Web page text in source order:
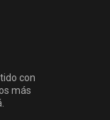
con
más